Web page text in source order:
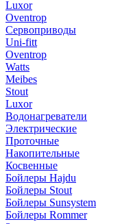
Luxor
Oventrop
Сервоприводы
Uni-fitt
Oventrop
Watts
Meibes
Stout
Luxor
Водонагреватели
Электрические
Проточные
Накопительные
Косвенные
Бойлеры Hajdu
Бойлеры Stout
Бойлеры Sunsystem
Бойлеры Rommer